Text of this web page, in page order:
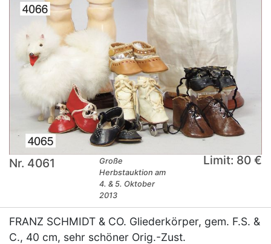
Nr. 4061
Große
Herbstauktion am
4. & 5. Oktober
2013
Limit: 80 €
FRANZ SCHMIDT & CO. Gliederkörper, gem. F.S. &
C., 40 cm, sehr schöner Orig.-Zust.